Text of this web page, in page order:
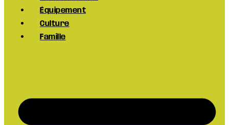
Équipement
Culture
Famille